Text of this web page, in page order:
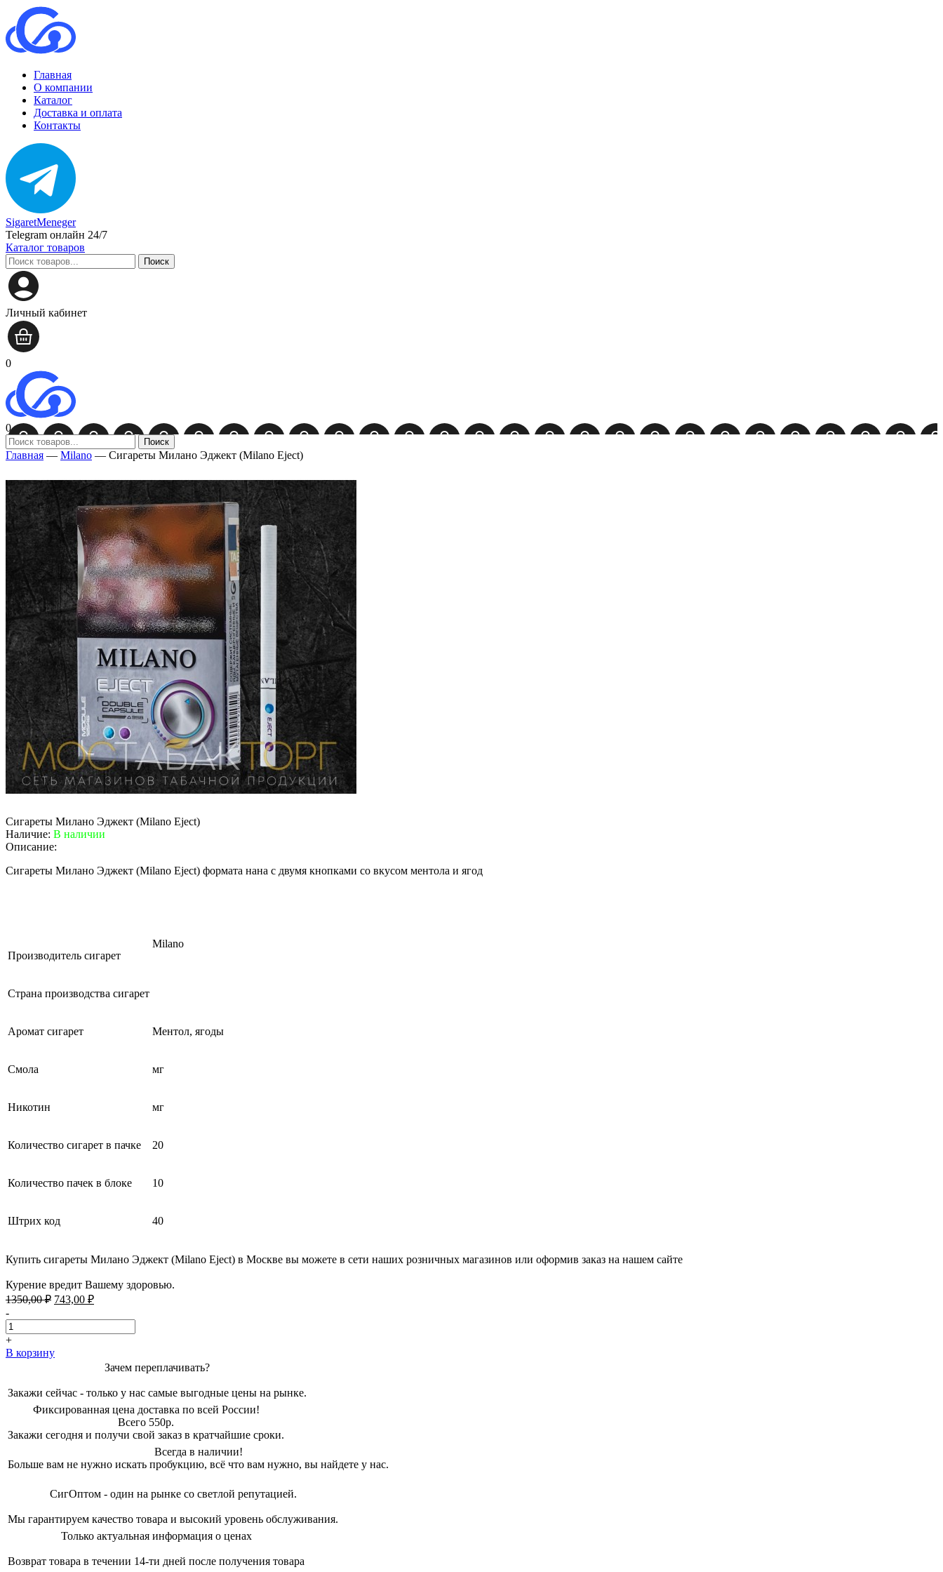
Главная
О компании
Каталог
Доставка и оплата
Контакты
SigaretMeneger
Telegram онлайн 24/7
Каталог товаров
Поиск
Личный кабинет
0
0
Поиск
Главная — Milano — Сигареты Милано Эджект (Milano Eject)
Сигареты Милано Эджект (Milano Eject)
Наличие: В наличии
Описание:
Сигареты Милано Эджект (Milano Eject) формата нана с двумя кнопками со вкусом ментола и ягод
Производитель сигарет
Milano
Страна производства сигарет
Аромат сигарет Ментол, ягоды
Смола мг
Никотин мг
Количество сигарет в пачке 20
Количество пачек в блоке 10
Штрих код 40
Купить сигареты Милано Эджект (Milano Eject) в Москве вы можете в сети наших розничных магазинов или оформив заказ на нашем сайте
Курение вредит Вашему здоровью.
1350,00₽ Первоначальная
составляла
1350,00 ₽.
743,00 ₽Текущая
743,00 ₽.
-
+
В корзину
Зачем переплачивать?
Закажи сейчас - только у нас самые выгодные цены на рынке.
Фиксированная цена доставка по всей России!
Всего 550р.
Закажи сегодня и получи свой заказ в кратчайшие сроки.
Всегда в наличии!
Больше вам не нужно искать пробукцию, всё что вам нужно, вы найдете у нас.
СигОптом - один на рынке со светлой репутацией.
Мы гарантируем качество товара и высокий уровень обслуживания.
Только актуальная информация о ценах
Возврат товара в течении 14-ти дней после получения товара